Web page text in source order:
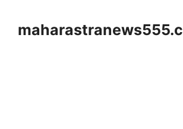
content